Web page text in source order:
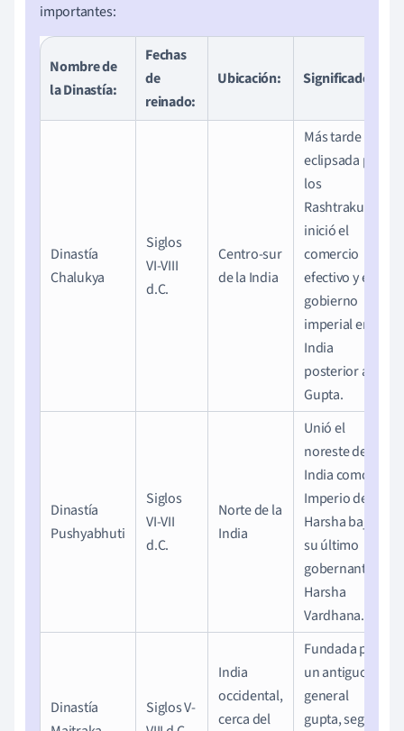
importantes:
Nombre de
la Dinastía:
Fechas
de
reinado:
Ubicación: Significado
Dinastía
Chalukya
Siglos
VI-VIII
d.C.
Centro-sur
de la India
Más tarde
eclipsada por
los
Rashtrakutas,
inició el
comercio
efectivo y el
gobierno
imperial en la
India
posterior a
Gupta.
Dinastía
Pushyabhuti
Siglos
VI-VII
d.C.
Norte de la
India
Unió el
noreste de la
India como
Imperio de
Harsha bajo
su último
gobernante
Harsha
Vardhana.
Dinastía
Siglos V-
India
occidental,
cerca del
Fundada por
un antiguo
general
gupta, seguía